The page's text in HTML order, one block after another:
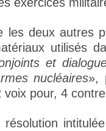
les deux autres
utilisés
et
nucléaires»,
voix pour, 4